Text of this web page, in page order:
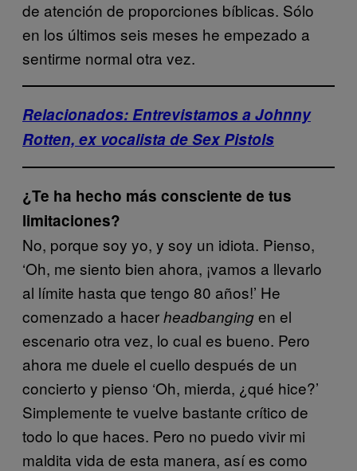
de atención de proporciones bíblicas. Sólo
en los últimos seis meses he empezado a
sentirme normal otra vez.
Relacionados: Entrevistamos a Johnny
Rotten, ex vocalista de Sex Pistols
¿Te ha hecho más consciente de tus
limitaciones?
No, porque soy yo, y soy un idiota. Pienso,
‘Oh, me siento bien ahora, ¡vamos a llevarlo
al límite hasta que tengo 80 años!’ He
comenzado a hacerheadbangingen el
escenario otra vez, lo cual es bueno. Pero
ahora me duele el cuello después de un
concierto y pienso ‘Oh, mierda, ¿qué hice?’
Simplemente te vuelve bastante crítico de
todo lo que haces. Pero no puedo vivir mi
maldita vida de esta manera, así es como